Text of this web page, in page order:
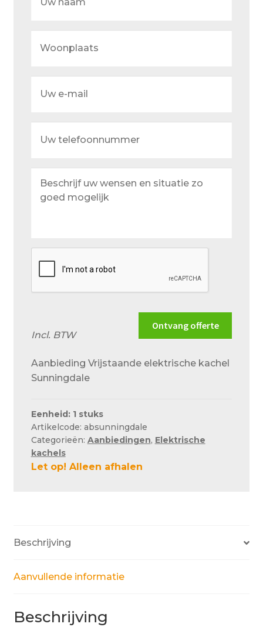
telefoonnummer
uw
wensen
Ontvang offerte
Incl. BTW
Aanbieding Vrijstaande elektrische kachel
Sunningdale
Eenheid: 1 stuks
Artikelcode: absunningdale
Categorieën: Aanbiedingen, Elektrische
kachels
Let op! Alleen afhalen
Beschrijving
Aanvullende informatie
Beschrijving